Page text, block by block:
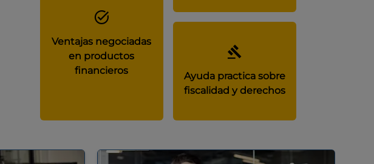
Ventajas negociadas
en productos
financieros
Ayuda practica sobre
fiscalidad y derechos